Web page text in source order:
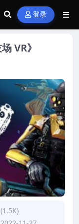
登录
VR》